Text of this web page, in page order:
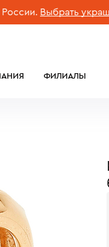
Выбрать украшение
ФИЛИАЛЫ